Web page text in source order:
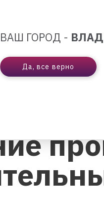
ВАШ ГОРОД -
Да, все верно